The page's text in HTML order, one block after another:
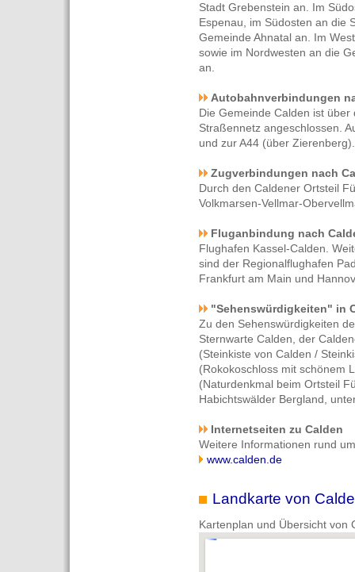
Stadt Grebenstein an. Im
Espenau, im Südosten an die
Gemeinde Ahnatal an. Im
sowie im Nordwesten an die
an.
Autobahnverbindungen
Die Gemeinde Calden ist
Straßennetz angeschlossen.
und zur A44 (über Zierenberg).
Zugverbindungen nach
Durch den Caldener Ortsteil
Volkmarsen-Vellmar-
Fluganbindung nach
Flughafen Kassel-Calden.
sind der Regionalflughafen
Frankfurt am Main und
"Sehenswürdigkeiten" in
Zu den Sehenswürdigkeiten
Sternwarte Calden, der
(Steinkiste von Calden /
(Rokokoschloss mit schönem
(Naturdenkmal beim Ortsteil
Habichtswälder Bergland,
Internetseiten zu Calden
Weitere Informationen rund
www.calden.de
Landkarte von
Kartenplan und Übersicht von